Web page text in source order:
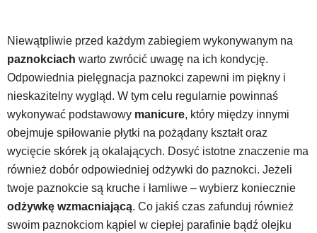
Niewątpliwie przed każdym zabiegiem wykonywanym na
paznokciach warto zwrócić uwagę na ich kondycję.
Odpowiednia pielęgnacja paznokci zapewni im piękny i
nieskazitelny wygląd. W tym celu regularnie powinnaś
wykonywać podstawowy manicure, który między innymi
obejmuje spiłowanie płytki na pożądany kształt oraz
wycięcie skórek ją okalających. Dosyć istotne znaczenie ma
również dobór odpowiedniej odżywki do paznokci. Jeżeli
twoje paznokcie są kruche i łamliwe – wybierz koniecznie
odżywkę wzmacniającą. Co jakiś czas zafunduj również
swoim paznokciom kąpiel w ciepłej parafinie bądź olejku